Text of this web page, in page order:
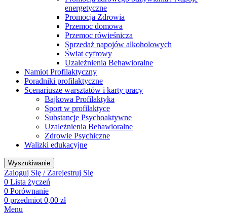
energetyczne
Promocja Zdrowia
Przemoc domowa
Przemoc rówieśnicza
Sprzedaż napojów alkoholowych
Świat cyfrowy
Uzależnienia Behawioralne
Namiot Profilaktyczny
Poradniki profilaktyczne
Scenariusze warsztatów i karty pracy
Bajkowa Profilaktyka
Sport w profilaktyce
Substancje Psychoaktywne
Uzależnienia Behawioralne
Zdrowie Psychiczne
Walizki edukacyjne
Wyszukiwanie
Zaloguj Się / Zarejestruj Się
0 Lista życzeń
0 Porównanie
0 przedmiot 0,00 zł
Menu